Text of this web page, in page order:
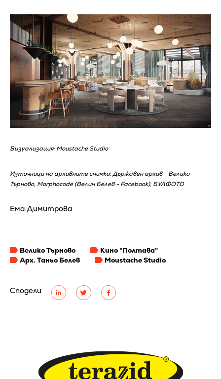
Сподели
Визуализация: Moustache Studio
Източници на архивните снимки: Държавен архив - Велико
Търново, Мorphocode (Велин Белев - Facebook), БУЛФОТО
Eма Димитрова
Велико Търново
Кино "Полтава"
Арх. Таньо Белев
Moustache Studio